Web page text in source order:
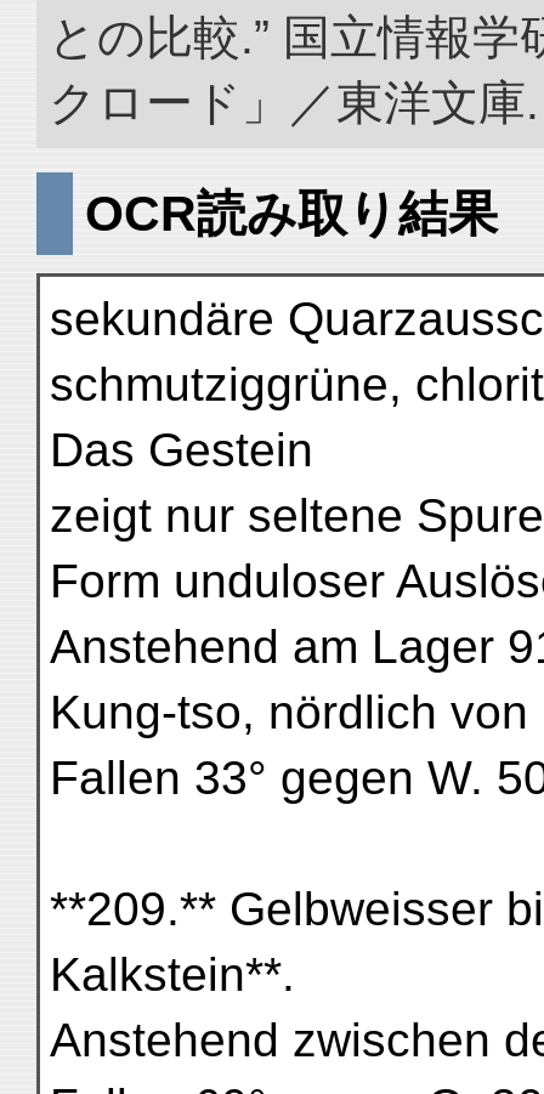
との比較.” 国立情報
クロード」／東洋文
OCR読み取り結果
sekundäre
schmutziggrüne,
Das Gestein
zeigt nur seltene
Form unduloser
Anstehend am Lager
Kung-tso, nördlich
Fallen 33° gegen W.
**209.** Gelbweisser
Kalkstein**.
Anstehend zwischen